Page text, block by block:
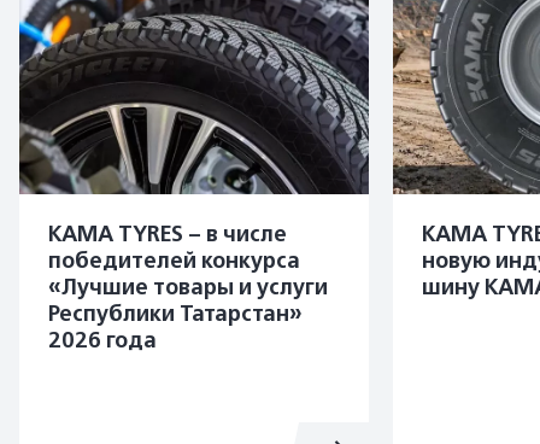
KAMA TYRES – в числе
победителей конкурса
«Лучшие товары и услуги
Республики Татарстан»
2026 года
KAMA
новую
шину